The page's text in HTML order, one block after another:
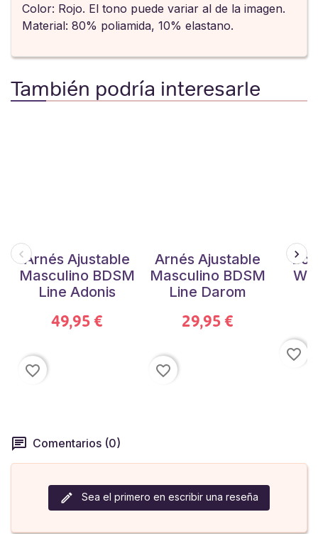
Color: Rojo. El tono puede variar al de la imagen.
Material: 80% poliamida, 10% elastano.
También podría interesarle
Arnés Ajustable
Masculino BDSM
Line Adonis
49,95 €
favorite_border
Arnés Ajustable
Masculino BDSM
Line Darom
29,95 €
favorite_border
favorite_border
Comentarios (0)
Sea el primero en escribir una reseña